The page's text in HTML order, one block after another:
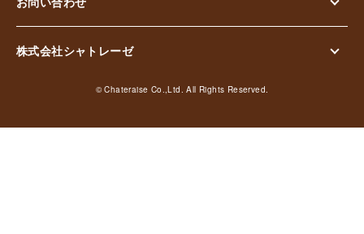
株式会社シャトレーゼ
© Chateraise Co.,Ltd. All Rights Reserved.